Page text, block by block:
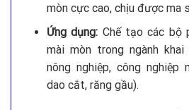
mòn cực cao, chịu được ma
Ứng dụng: Chế tạo các bộ
mài mòn trong ngành
nông nghiệp, công
dao cắt, răng gầu).